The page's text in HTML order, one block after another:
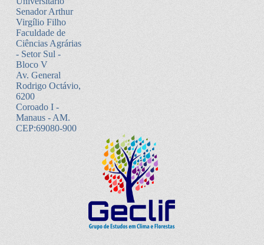
Senador Arthur
Virgílio Filho
Faculdade de
Ciências Agrárias
- Setor Sul -
Bloco V
Av. General
Rodrigo Octávio,
6200
Coroado I -
Manaus - AM.
CEP:69080-900